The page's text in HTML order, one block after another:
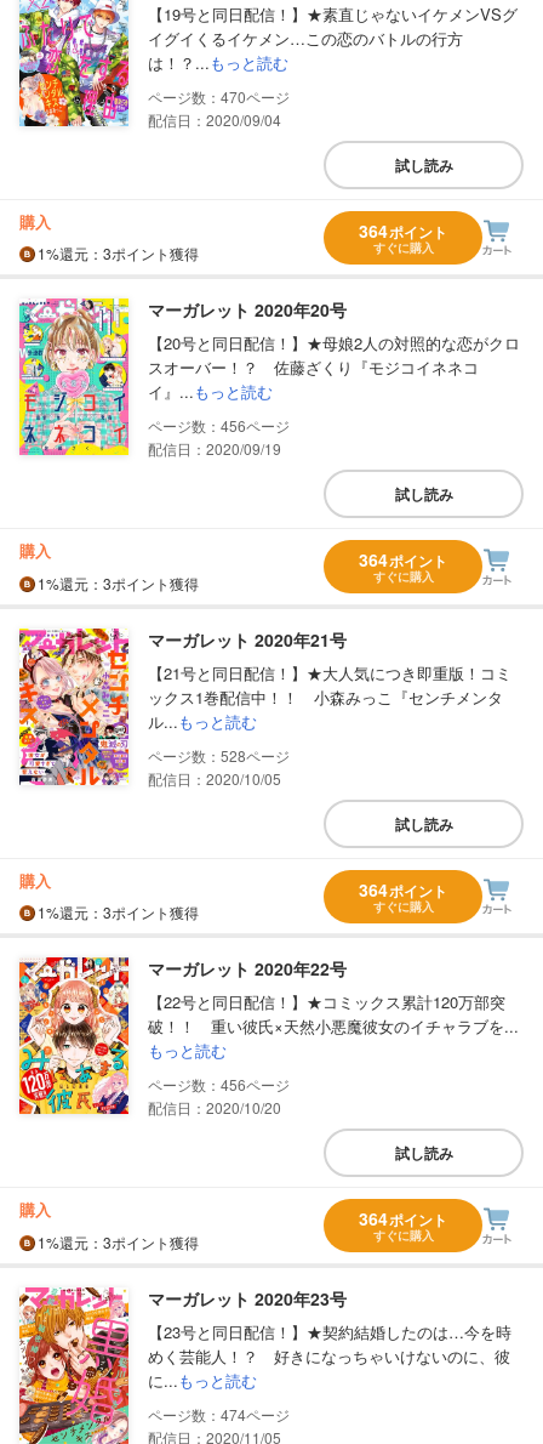
【19号と同日配信！】★素直じゃないイケメンVSグ
イグイくるイケメン…この恋のバトルの行方
は！？...もっと読む
470
配信日：2020/09/04
試し読み
購入
1%還元 ：3ポイント獲得
364ポイント
すぐに購入
マーガレット 2020年20号
【20号と同日配信！】★母娘2人の対照的な恋がクロ
スオーバー！？ 佐藤ざくり『モジコイネネコ
イ』...もっと読む
456
配信日：2020/09/19
試し読み
購入
1%還元 ：3ポイント獲得
364ポイント
すぐに購入
マーガレット 2020年21号
【21号と同日配信！】★大人気につき即重版！コミ
ックス1巻配信中！！ 小森みっこ『センチメンタ
ル...もっと読む
528
配信日：2020/10/05
試し読み
購入
1%還元 ：3ポイント獲得
364ポイント
すぐに購入
マーガレット 2020年22号
【22号と同日配信！】★コミックス累計120万部突
破！！ 重い彼氏×天然小悪魔彼女のイチャラブを...
もっと読む
456
配信日：2020/10/20
試し読み
購入
1%還元 ：3ポイント獲得
364ポイント
すぐに購入
マーガレット 2020年23号
【23号と同日配信！】★契約結婚したのは…今を時
めく芸能人！？ 好きになっちゃいけないのに、彼
に...もっと読む
474
配信日：2020/11/05